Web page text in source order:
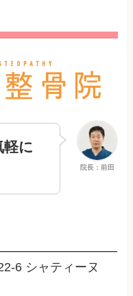
院長：前田
に
6 シャティーヌ